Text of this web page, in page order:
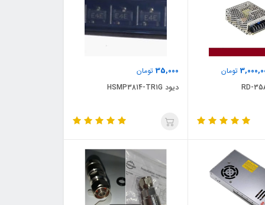
تومان 35,000 تومان
دیود HSMP3814-TR1G